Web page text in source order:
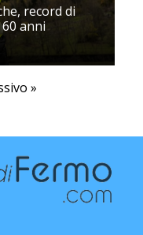
record di
anni
»